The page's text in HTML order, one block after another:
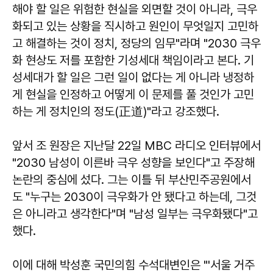
해야 할 일은 위험한 현실을 외면할 것이 아니라, 극우
화되고 있는 상황을 직시하고 원인이 무엇일지 고민하
고 해결하는 것이 정치, 정당의 임무"라며 "2030 극우
화 현상도 저를 포함한 기성세대 책임이라고 본다. 기
성세대가 할 일은 그런 일이 없다는 게 아니라 냉정하
게 현실을 인정하고 어떻게 이 문제를 풀 것인가 고민
하는 게 정치인의 정도(正道)"라고 강조했다.
앞서 조 원장은 지난달 22일 MBC 라디오 인터뷰에서
"2030 남성이 이른바 극우 성향을 보인다"고 주장해
논란의 중심에 섰다. 그는 이틀 뒤 부산민주공원에서
도 "누구는 2030이 극우화가 안 됐다고 하는데, 그것
은 아니라고 생각한다"며 "남성 일부는 극우화됐다"고
했다.
이에 대해 박성훈 국민의힘 수석대변인은 "'서울 거주